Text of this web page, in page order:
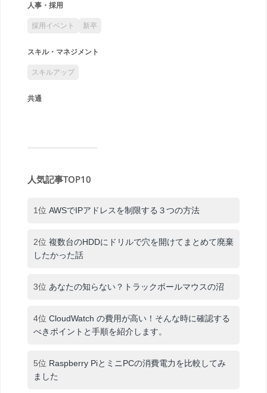
人事・採用
採用イベント 新卒
スキル・マネジメント
スキルアップ
共通
人気記事TOP10
1位 AWSでIPアドレスを制限する３つの方法
2位 複数台のHDDにドリルで穴を開けてまとめて廃棄
したかった話
3位 あなたの知らない？トラックボールマウスの沼
4位 CloudWatch の費用が高い！そんな時に確認する
べきポイントと手順を紹介します。
5位 Raspberry PiとミニPCの消費電力を比較してみ
ました